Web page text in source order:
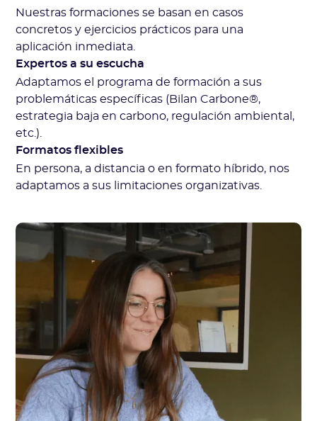
Nuestras formaciones se basan en casos
concretos y ejercicios prácticos para una
aplicación inmediata.
Expertos a su escucha
Adaptamos el programa de formación a sus
problemáticas específicas (Bilan Carbone®,
estrategia baja en carbono, regulación ambiental,
etc.).
Formatos flexibles
En persona, a distancia o en formato híbrido, nos
adaptamos a sus limitaciones organizativas.